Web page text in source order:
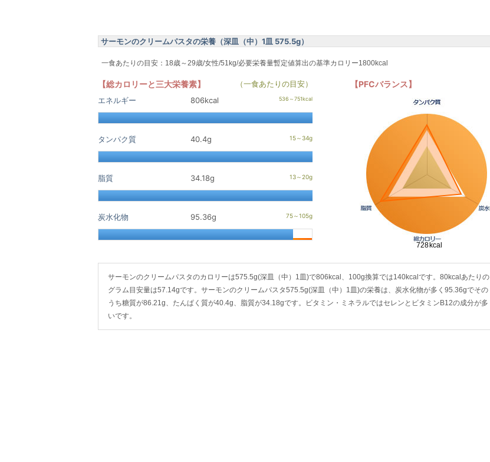
サーモンのクリームパスタの栄養（深皿（中）1皿 575.5g）
一食あたりの目安：18歳～29歳/女性/51kg/必要栄養量暫定値算出の基準カロリー1800kcal
【総カロリーと三大栄養素】
（一食あたりの目安）
エネルギー
806kcal
タンパク質 40.4g
脂質 34.18g
炭水化物 95.36g
【PFCバランス】
サーモンのクリームパスタのカロリーは575.5g(深皿（中）1皿)で806kcal、100g換算では140kcalです。80kcalあたりの
グラム目安量は57.14gです。サーモンのクリームパスタ575.5g(深皿（中）1皿)の栄養は、炭水化物が多く95.36gでその
うち糖質が86.21g、たんぱく質が40.4g、脂質が34.18gです。ビタミン・ミネラルではセレンとビタミンB12の成分が多
いです。